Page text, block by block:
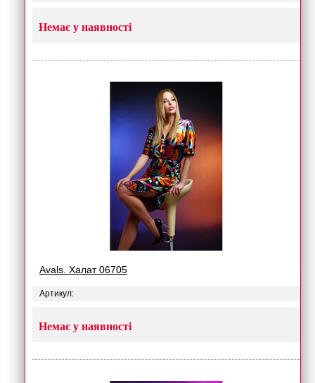
Немає у наявності
Avals. Халат 06705
Артикул:
Немає у наявності